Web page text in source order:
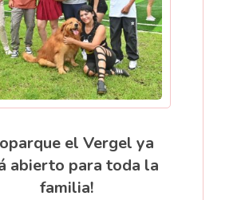
el Vergel ya
abierto para toda la
familia!